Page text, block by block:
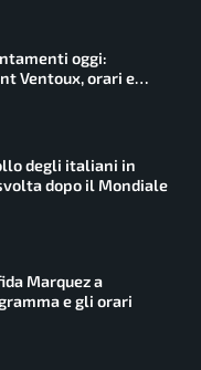
oggi:
Ventoux, orari e
degli italiani in
dopo il Mondiale
Marquez a
e gli orari